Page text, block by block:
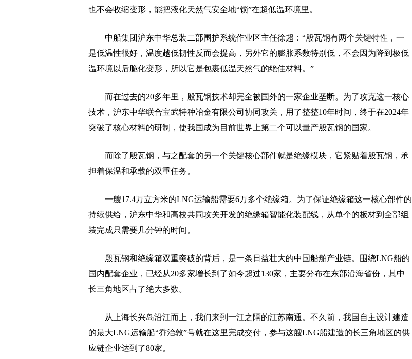
也不会收缩变形，能把液化天然气安全地“锁”在超低温环境里。
中船集团沪东中华总装二部围护系统作业区主任徐超：“殷瓦钢有两个关键特性，一
是低温性很好，温度越低韧性反而会提高，另外它的膨胀系数特别低，不会因为降到极低
温环境以后脆化变形，所以它是包裹低温天然气的绝佳材料。”
而在过去的20多年里，殷瓦钢技术却完全被国外的一家企业垄断。为了攻克这一核心
技术，沪东中华联合宝武特种冶金有限公司协同攻关，用了整整10年时间，终于在2024年
突破了核心材料的研制，使我国成为目前世界上第二个可以量产殷瓦钢的国家。
而除了殷瓦钢，与之配套的另一个关键核心部件就是绝缘模块，它紧贴着殷瓦钢，承
担着保温和承载的双重任务。
一艘17.4万立方米的LNG运输船需要6万多个绝缘箱。为了保证绝缘箱这一核心部件的
持续供给，沪东中华和高校共同攻关开发的绝缘箱智能化装配线，从单个的板材到全部组
装完成只需要几分钟的时间。
殷瓦钢和绝缘箱双重突破的背后，是一条日益壮大的中国船舶产业链。围绕LNG船的
国内配套企业，已经从20多家增长到了如今超过130家，主要分布在东部沿海省份，其中
长三角地区占了绝大多数。
从上海长兴岛沿江而上，我们来到一江之隔的江苏南通。不久前，我国自主设计建造
的最大LNG运输船“乔治敦”号就在这里完成交付，参与这艘LNG船建造的长三角地区的供
应链企业达到了80家。